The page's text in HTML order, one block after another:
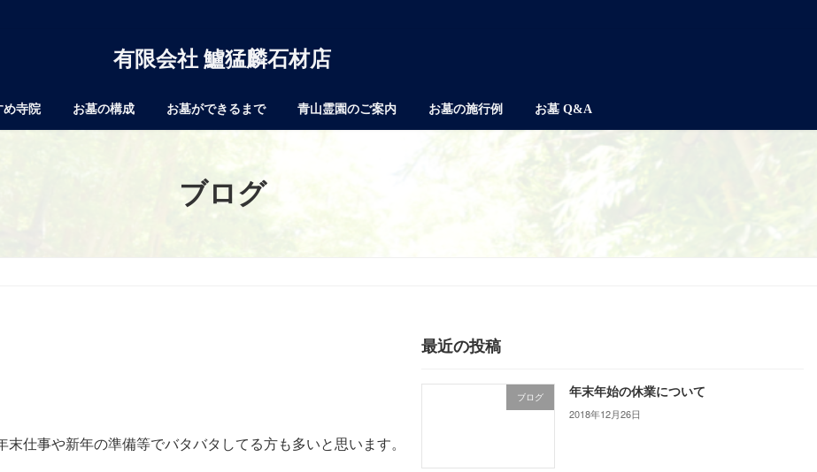
有限会社 鱸猛麟石材店
め寺院 お墓の構成 お墓ができるまで 青山霊園のご案内 お墓の施行例 お墓 Q&A
ブログ
仕事や新年の準備等でバタバタしてる方も多いと思います。
最近の投稿
ブログ 年末年始の休業について
2018年12月26日